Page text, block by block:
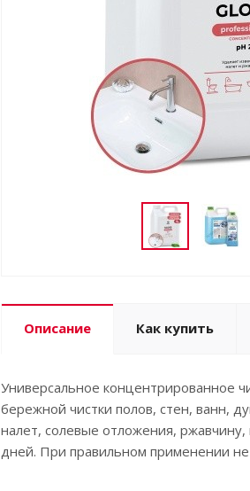
Описание Как купить
Универсальное концентрированное
бережной чистки полов, стен, ванн,
налет, солевые отложения,
дней. При правильном применении не